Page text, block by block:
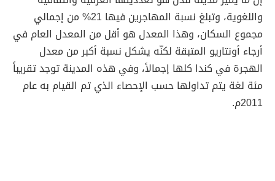
واللغوية، وتبلغ نسبة المهاجرين فيها 21% من إجمالي
مجموع السكان، وهذا المعدل هو أقل من المعدل العام في
أرجاء أونتاريو المتبقة لكنّه يشكل نسبة أكبر من معدل
الهجرة في كندا كلها إجمالاً، وفي هذه المدينة توجد تقريباً
مئة لغة يتم تداولها حسب الإحصاء الذي تم القيام به عام
2011م.